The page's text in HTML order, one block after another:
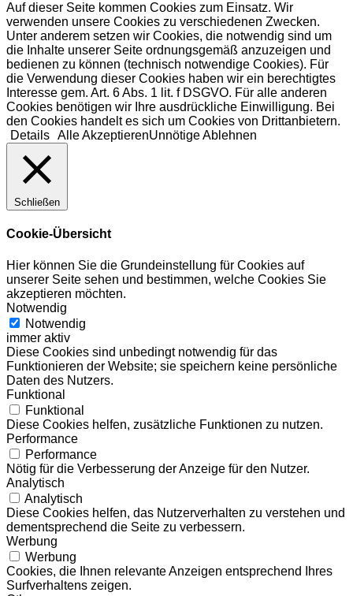
Auf dieser Seite kommen Cookies zum Einsatz. Wir
verwenden unsere Cookies zu verschiedenen Zwecken.
Unter anderem setzen wir Cookies, die notwendig sind um
die Inhalte unserer Seite ordnungsgemäß anzuzeigen und
bedienen zu können (technisch notwendige Cookies). Für
die Verwendung dieser Cookies haben wir ein berechtigtes
Interesse gem. Art. 6 Abs. 1 lit. f DSGVO. Für alle anderen
Cookies benötigen wir Ihre ausdrückliche Einwilligung. Bei
den Cookies handelt es sich um Cookies von Drittanbietern.
Details Alle AkzeptierenUnnötige Ablehnen
Schließen
Cookie-Übersicht
Hier können Sie die Grundeinstellung für Cookies auf
unserer Seite sehen und bestimmen, welche Cookies Sie
akzeptieren möchten.
Notwendig
Notwendig
immer aktiv
Diese Cookies sind unbedingt notwendig für das
Funktionieren der Website; sie speichern keine persönliche
Daten des Nutzers.
Funktional
Funktional
Diese Cookies helfen, zusätzliche Funktionen zu nutzen.
Performance
Performance
Nötig für die Verbesserung der Anzeige für den Nutzer.
Analytisch
Analytisch
Diese Cookies helfen, das Nutzerverhalten zu verstehen und
dementsprechend die Seite zu verbessern.
Werbung
Werbung
Cookies, die Ihnen relevante Anzeigen entsprechend Ihres
Surfverhaltens zeigen.